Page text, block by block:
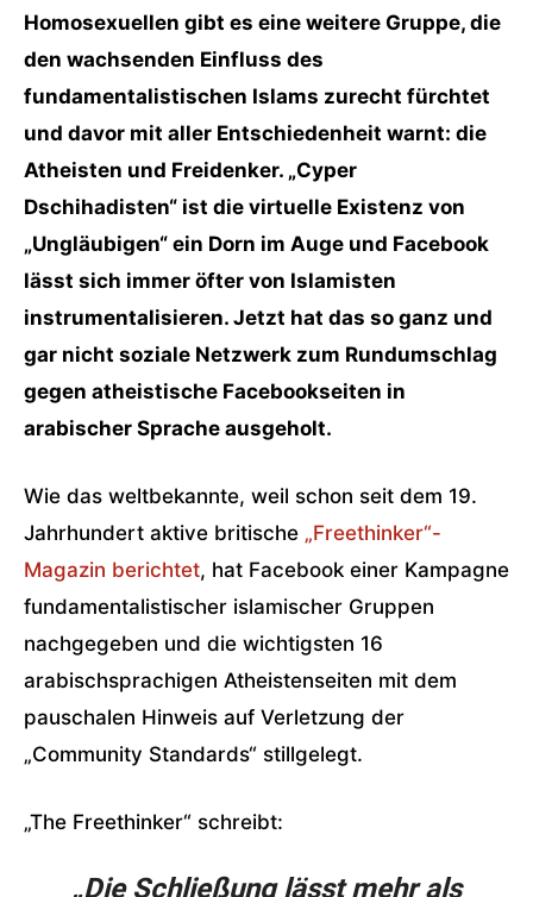
Homosexuellen gibt es eine weitere Gruppe, die
den wachsenden Einfluss des
fundamentalistischen Islams zurecht fürchtet
und davor mit aller Entschiedenheit warnt: die
Atheisten und Freidenker. „Cyper
Dschihadisten“ ist die virtuelle Existenz von
„Ungläubigen“ ein Dorn im Auge und Facebook
lässt sich immer öfter von Islamisten
instrumentalisieren. Jetzt hat das so ganz und
gar nicht soziale Netzwerk zum Rundumschlag
gegen atheistische Facebookseiten in
arabischer Sprache ausgeholt.
Wie das weltbekannte, weil schon seit dem 19.
Jahrhundert aktive britische „Freethinker“-
Magazin berichtet, hat Facebook einer Kampagne
fundamentalistischer islamischer Gruppen
nachgegeben und die wichtigsten 16
arabischsprachigen Atheistenseiten mit dem
pauschalen Hinweis auf Verletzung der
„Community Standards“ stillgelegt.
„The Freethinker“ schreibt:
„Die Schließung lässt mehr als